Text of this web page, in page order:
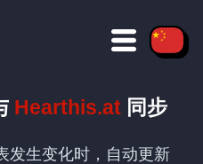
Hearthis.at同步
发生变化时，自动更新